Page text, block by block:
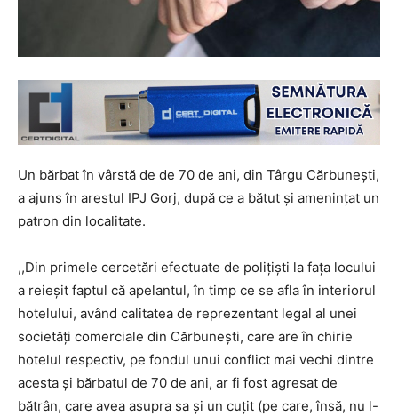
Un bărbat în vârstă de de 70 de ani, din Târgu Cărbunești,
a ajuns în arestul IPJ Gorj, după ce a bătut și amenințat un
patron din localitate.
,,Din primele cercetări efectuate de polițiști la fața locului
a reieșit faptul că apelantul, în timp ce se afla în interiorul
hotelului, având calitatea de reprezentant legal al unei
societăți comerciale din Cărbunești, care are în chirie
hotelul respectiv, pe fondul unui conflict mai vechi dintre
acesta și bărbatul de 70 de ani, ar fi fost agresat de
bătrân, care avea asupra sa și un cuțit (pe care, însă, nu l-